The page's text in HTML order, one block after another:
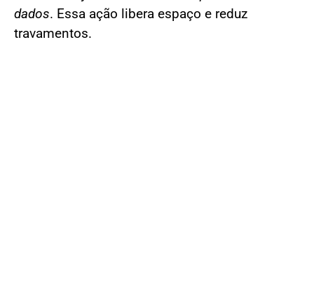
dados. Essa ação libera espaço e reduz
travamentos.